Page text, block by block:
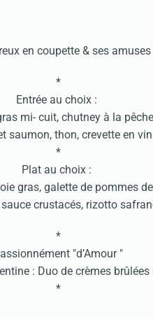
en coupette & ses
*
Entrée au choix :
mi- cuit, chutney à la
saumon, thon, crevette en
*
Plat au choix :
gras, galette de pommes
crustacés, rizotto
*
"d’Amour "
: Duo de crèmes
*